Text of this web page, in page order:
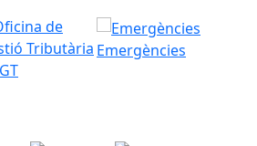
Emergències